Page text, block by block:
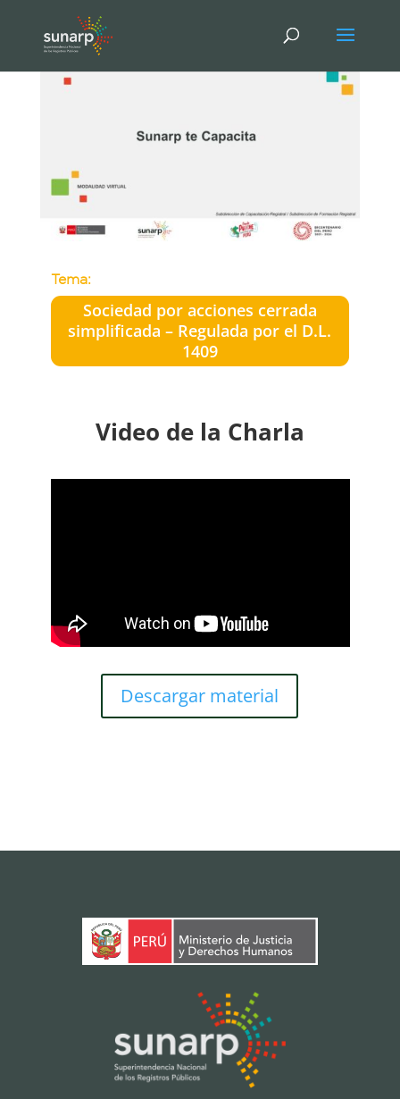
Tema:
Sociedad por acciones cerrada
simplificada – Regulada por el D.L.
1409
Video de la Charla
Descargar material